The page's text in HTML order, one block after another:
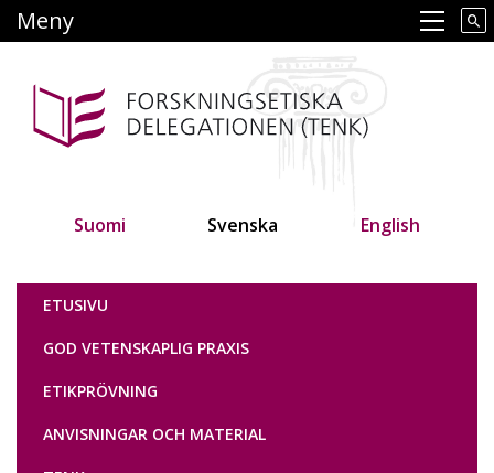
till
Main navigation
Meny
Suomi Svenska English
Tutkimuseettinen neuvottelukunta
ETUSIVU
GOD VETENSKAPLIG PRAXIS
ETIKPRÖVNING
ANVISNINGAR OCH MATERIAL